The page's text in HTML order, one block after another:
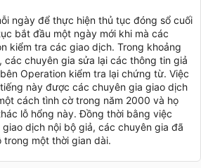
ngày để thực hiện thủ tục đóng sổ cuối
bắt đầu một ngày mới khi mà các
kiểm tra các giao dịch. Trong khoảng
các chuyên gia sửa lại các thông tin giả
Operation kiểm tra lại chứng từ. Việc
này được các chuyên gia giao dịch
cách tình cờ trong năm 2000 và họ
lỗ hổng này. Đồng thời bằng việc
dịch nội bộ giả, các chuyên gia đã
một thời gian dài.